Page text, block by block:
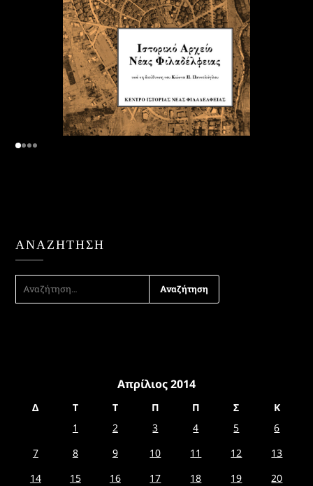
ΑΝΑΖΉΤΗΣΗ
ΑΝΑΖΉΤΗΣΗ
ΓΙΑ:
Απρίλιος 2014
Δ Τ Τ Π Π Σ
Κ
1
2 3 4 5
6
7
8 9 10 11 12
13
14
15 16 17 18 19
20